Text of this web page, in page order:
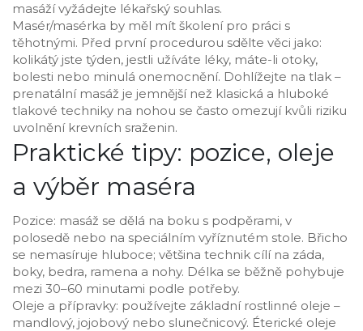
masáží vyžádejte lékařský souhlas.
Masér/masérka by měl mít školení pro práci s
těhotnými. Před první procedurou sdělte věci jako:
kolikátý jste týden, jestli užíváte léky, máte-li otoky,
bolesti nebo minulá onemocnění. Dohlížejte na tlak –
prenatální masáž je jemnější než klasická a hluboké
tlakové techniky na nohou se často omezují kvůli riziku
uvolnění krevních sraženin.
Praktické tipy: pozice, oleje
a výběr maséra
Pozice: masáž se dělá na boku s podpěrami, v
polosedě nebo na speciálním vyříznutém stole. Břicho
se nemasíruje hluboce; většina technik cílí na záda,
boky, bedra, ramena a nohy. Délka se běžně pohybuje
mezi 30–60 minutami podle potřeby.
Oleje a přípravky: používejte základní rostlinné oleje –
mandlový, jojobový nebo slunečnicový. Éterické oleje